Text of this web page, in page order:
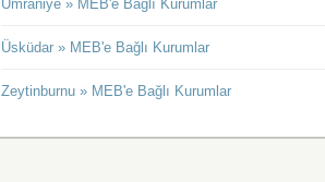
Ümraniye » MEB'e Bağlı Kurumlar
Üsküdar » MEB'e Bağlı Kurumlar
Zeytinburnu » MEB'e Bağlı Kurumlar